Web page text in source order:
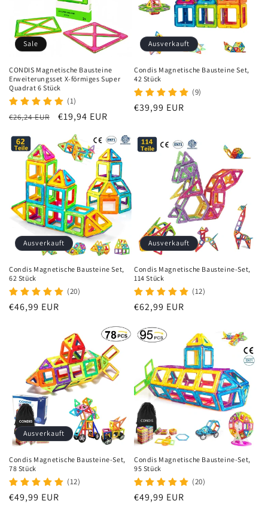
Sale
CONDIS Magnetische Bausteine
Erweiterungsset X-förmiges Super
Quadrat 6 Stück
(1)
Normaler
€26,24 EUR Verkaufspreis
€19,94 EUR
Ausverkauft
Condis Magnetische Bausteine Set,
42 Stück
(9)
Normaler
€39,99 EUR
Ausverkauft
Condis Magnetische Bausteine Set,
62 Stück
(20)
Normaler
€46,99 EUR
Ausverkauft
Condis Magnetische Bausteine-Set,
114 Stück
(12)
Normaler
€62,99 EUR
Ausverkauft
Condis Magnetische Bausteine-Set,
78 Stück
(12)
Normaler
€49,99 EUR
Condis Magnetische Bausteine-Set,
95 Stück
(20)
Normaler
€49,99 EUR